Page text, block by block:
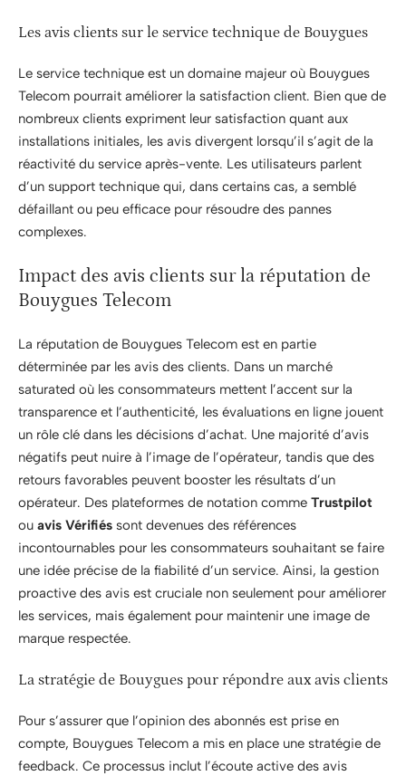
Les avis clients sur le service technique de Bouygues
Le service technique est un domaine majeur où Bouygues
Telecom pourrait améliorer la satisfaction client. Bien que de
nombreux clients expriment leur satisfaction quant aux
installations initiales, les avis divergent lorsqu’il s’agit de la
réactivité du service après-vente. Les utilisateurs parlent
d’un support technique qui, dans certains cas, a semblé
défaillant ou peu efficace pour résoudre des pannes
complexes.
Impact des avis clients sur la réputation de
Bouygues Telecom
La réputation de Bouygues Telecom est en partie
déterminée par les avis des clients. Dans un marché
saturated où les consommateurs mettent l’accent sur la
transparence et l’authenticité, les évaluations en ligne jouent
un rôle clé dans les décisions d’achat. Une majorité d’avis
négatifs peut nuire à l’image de l’opérateur, tandis que des
retours favorables peuvent booster les résultats d’un
opérateur. Des plateformes de notation comme Trustpilot
ou avis Vérifiés sont devenues des références
incontournables pour les consommateurs souhaitant se faire
une idée précise de la fiabilité d’un service. Ainsi, la gestion
proactive des avis est cruciale non seulement pour améliorer
les services, mais également pour maintenir une image de
marque respectée.
La stratégie de Bouygues pour répondre aux avis clients
Pour s’assurer que l’opinion des abonnés est prise en
compte, Bouygues Telecom a mis en place une stratégie de
feedback. Ce processus inclut l’écoute active des avis